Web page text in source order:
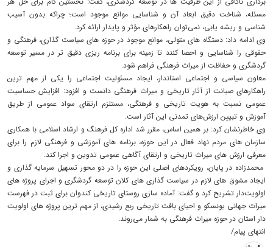
مسئله، شناخت دقیق ابعاد آن و شناسایی موانع موجود است؛ چراکه بدون آسیب‌
شناسی و ریشه‌ یابی، نمی‌توان راهکارهای مؤثر و پایدار ارائه کرد.
وی ادامه داد: دستگاه ‌های متولی، موانع موجود در حوزه‌ های سیاست‌ گذاری، فرهنگی و
حقوقی را شناسایی و احصا کنند تا زمینه برای برنامه‌ ریزی دقیق‌ تر در مسیر توسعه
گردشگری و حفاظت از میراث فرهنگی فراهم شود.
معاون سیاسی و اجتماعی استاندار، ایجاد مسئولیت اجتماعی را یکی از مهم‌ ترین
راهکارهای صیانت از آثار تاریخی و میراث فرهنگی دانست و افزود: افزایش حساسیت
عمومی نسبت به هویت تاریخی و فرهنگی، مستلزم ارتقای سواد عمومی از طریق
آموزش و تبیین ارزش‌های تمدنی این آثار است.
وی خاطرنشان کرد: بر همین اساس، مقرر شد اداره ‌کل فرهنگ و ارشاد اسلامی با همکاری
سازمان‌ های مردم ‌نهاد فعال در این حوزه، برنامه‌ های آموزشی و فرهنگی لازم را برای
معرفی ارزش‌ های میراث تاریخی و ارتقای آگاهی عمومی تدوین و اجرا کند.
محمدزاده در پایان، رویکردهای اصلی این حوزه را در دو محور تسهیل سرمایه‌ گذاری و
ایجاد مشوق‌ های لازم در سیاست‌ گذاری‌ های کلان توسعه گردشگری و اجرای پروژه‌ های
اولویت‌دار تشریح کرد و گفت: آماده‌ سازی روستای تاریخی کندوان برای ثبت در فهرست
میراث جهانی یونسکو و احیای بافت تاریخی ربع رشیدی، از مهم‌ ترین پروژه‌ های اولویت‌
دار استان در حوزه میراث فرهنگی به شمار می‌روند.
انتهای پیام/